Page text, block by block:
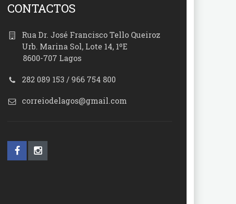
CONTACTOS
Rua Dr. José Francisco Tello Queiroz
Urb. Marina Sol, Lote 14, 1ºE
8600-707 Lagos
282 089 153 / 966 754 800
correiodelagos@gmail.com